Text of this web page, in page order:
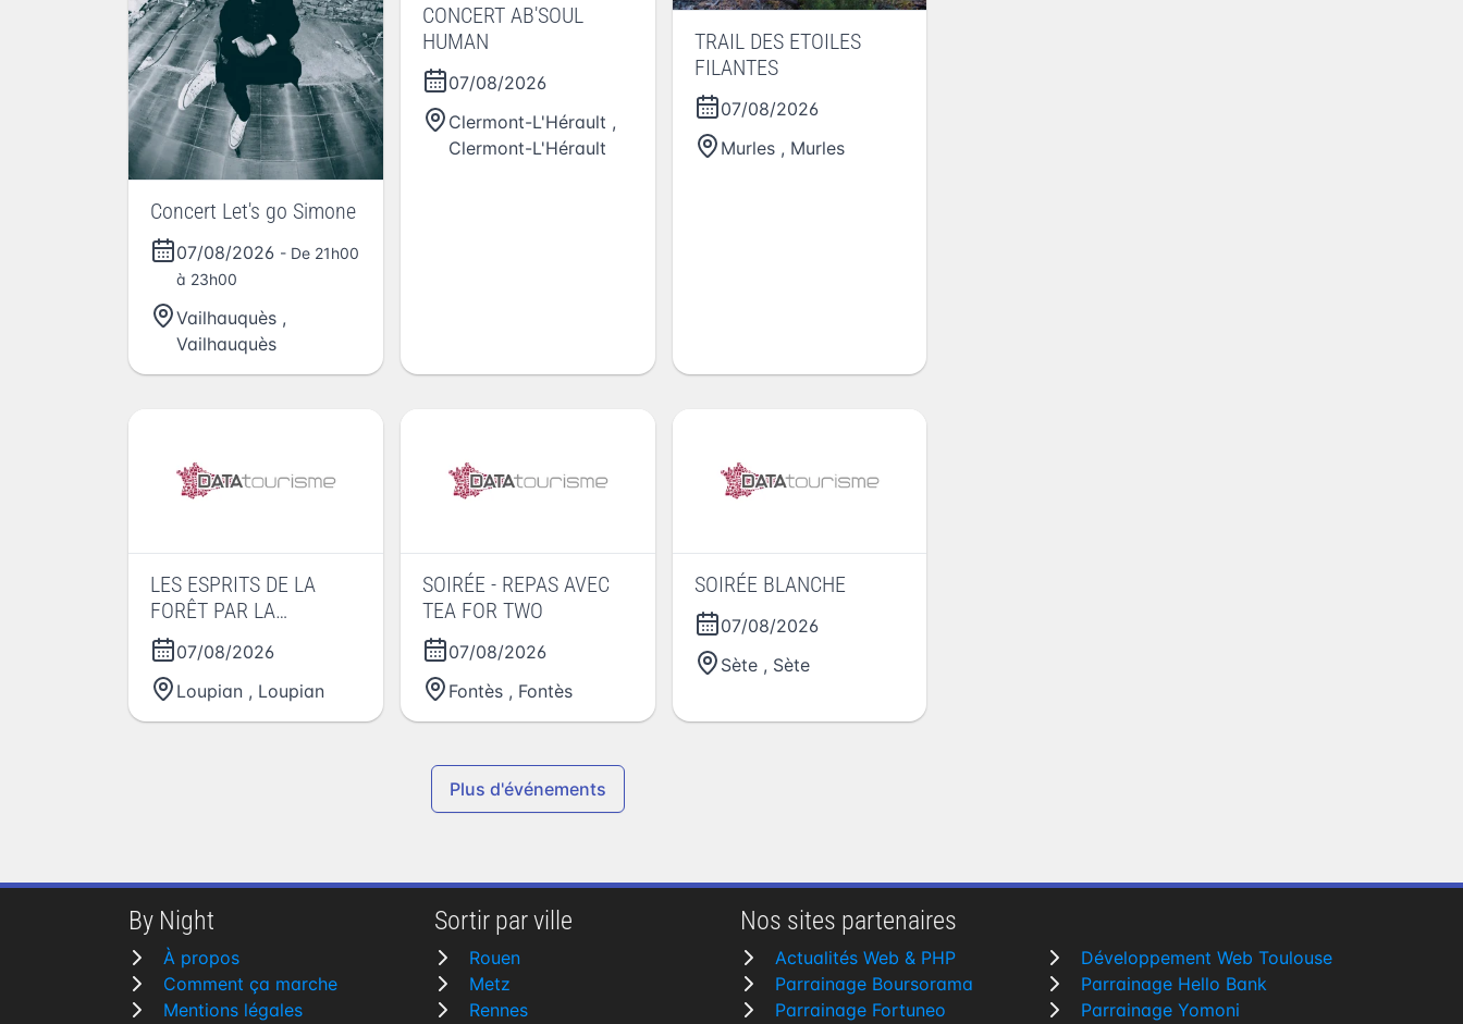
Concert Let's go Simone
07/08/2026 - De 21h00
à 23h00
Vailhauquès ,
Vailhauquès
CONCERT AB'SOUL
HUMAN
07/08/2026
Clermont-L'Hérault ,
Clermont-L'Hérault
TRAIL DES ETOILES
FILANTES
07/08/2026
Murles , Murles
LES ESPRITS DE LA
FORÊT PAR LA
COMPAGNIE LES
VAGUABONDES
07/08/2026
Loupian , Loupian
SOIRÉE - REPAS AVEC
TEA FOR TWO
07/08/2026
Fontès , Fontès
SOIRÉE BLANCHE
07/08/2026
Sète , Sète
Plus d'événements
By Night
À propos
Comment ça marche
Mentions légales
Sortir par ville
Rouen
Metz
Rennes
Nos sites partenaires
Actualités Web & PHP
Parrainage Boursorama
Parrainage Fortuneo
Développement Web Toulouse
Parrainage Hello Bank
Parrainage Yomoni